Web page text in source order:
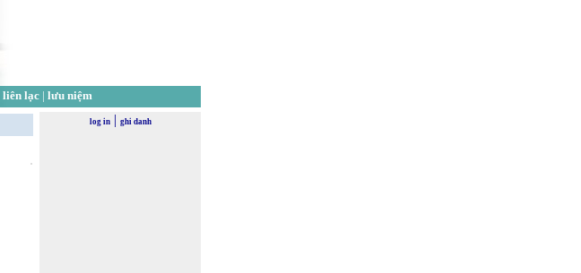
liên lạc| lưu niệm
log in| ghi danh